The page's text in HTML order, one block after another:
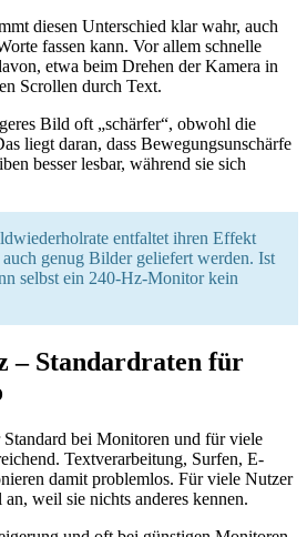
diesen Unterschied klar wahr, auch
fassen kann. Vor allem schnelle
etwa beim Drehen der Kamera in
Scrollen durch Text.
Bild oft „schärfer“, obwohl die
liegt daran, dass Bewegungsunschärfe
besser lesbar, während sie sich
entfaltet ihren Effekt
genug Bilder geliefert werden. Ist
selbst ein 240-Hz-Monitor kein
– Standardraten für
Standard bei Monitoren und für viele
Textverarbeitung, Surfen, E-
damit problemlos. Für viele Nutzer
weil sie nichts anderes kennen.